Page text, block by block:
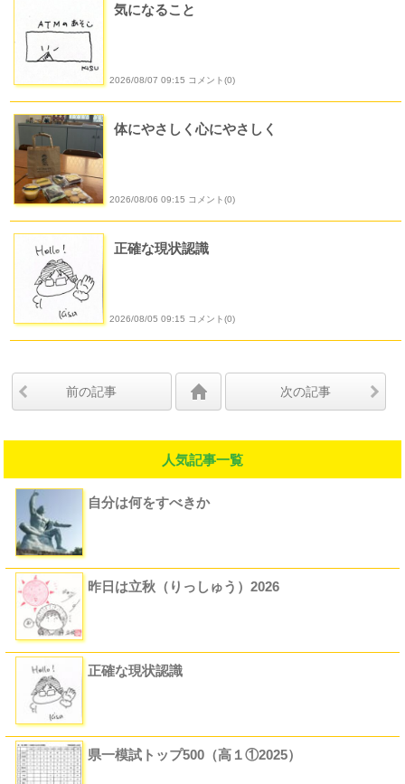
気になること
2026/08/07 09:15 コメント(0)
体にやさしく心にやさしく
2026/08/06 09:15 コメント(0)
正確な現状認識
2026/08/05 09:15 コメント(0)
前の記事 次の記事
人気記事一覧
自分は何をすべきか
昨日は立秋（りっしゅう）2026
正確な現状認識
県一模試トップ500（高１①2025）